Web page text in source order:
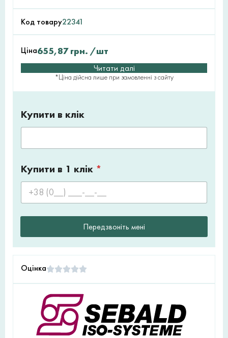
Код товару22341
Ціна655,87грн. /шт
Читати далі
*Ціна дійсна лише при замовленні з сайту
Купити в клік
Купити в 1 клік *
Передзвоніть мені
Оцінка